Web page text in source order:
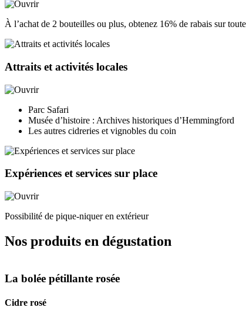
À l’achat de 2 bouteilles ou plus, obtenez 16% de rabais sur
Attraits et activités locales
Parc Safari
Musée d’histoire : Archives historiques d’Hemmingford
Les autres cidreries et vignobles du coin
Expériences et services sur place
Possibilité de pique-niquer en extérieur
Nos produits en dégustation
La bolée pétillante rosée
Cidre rosé